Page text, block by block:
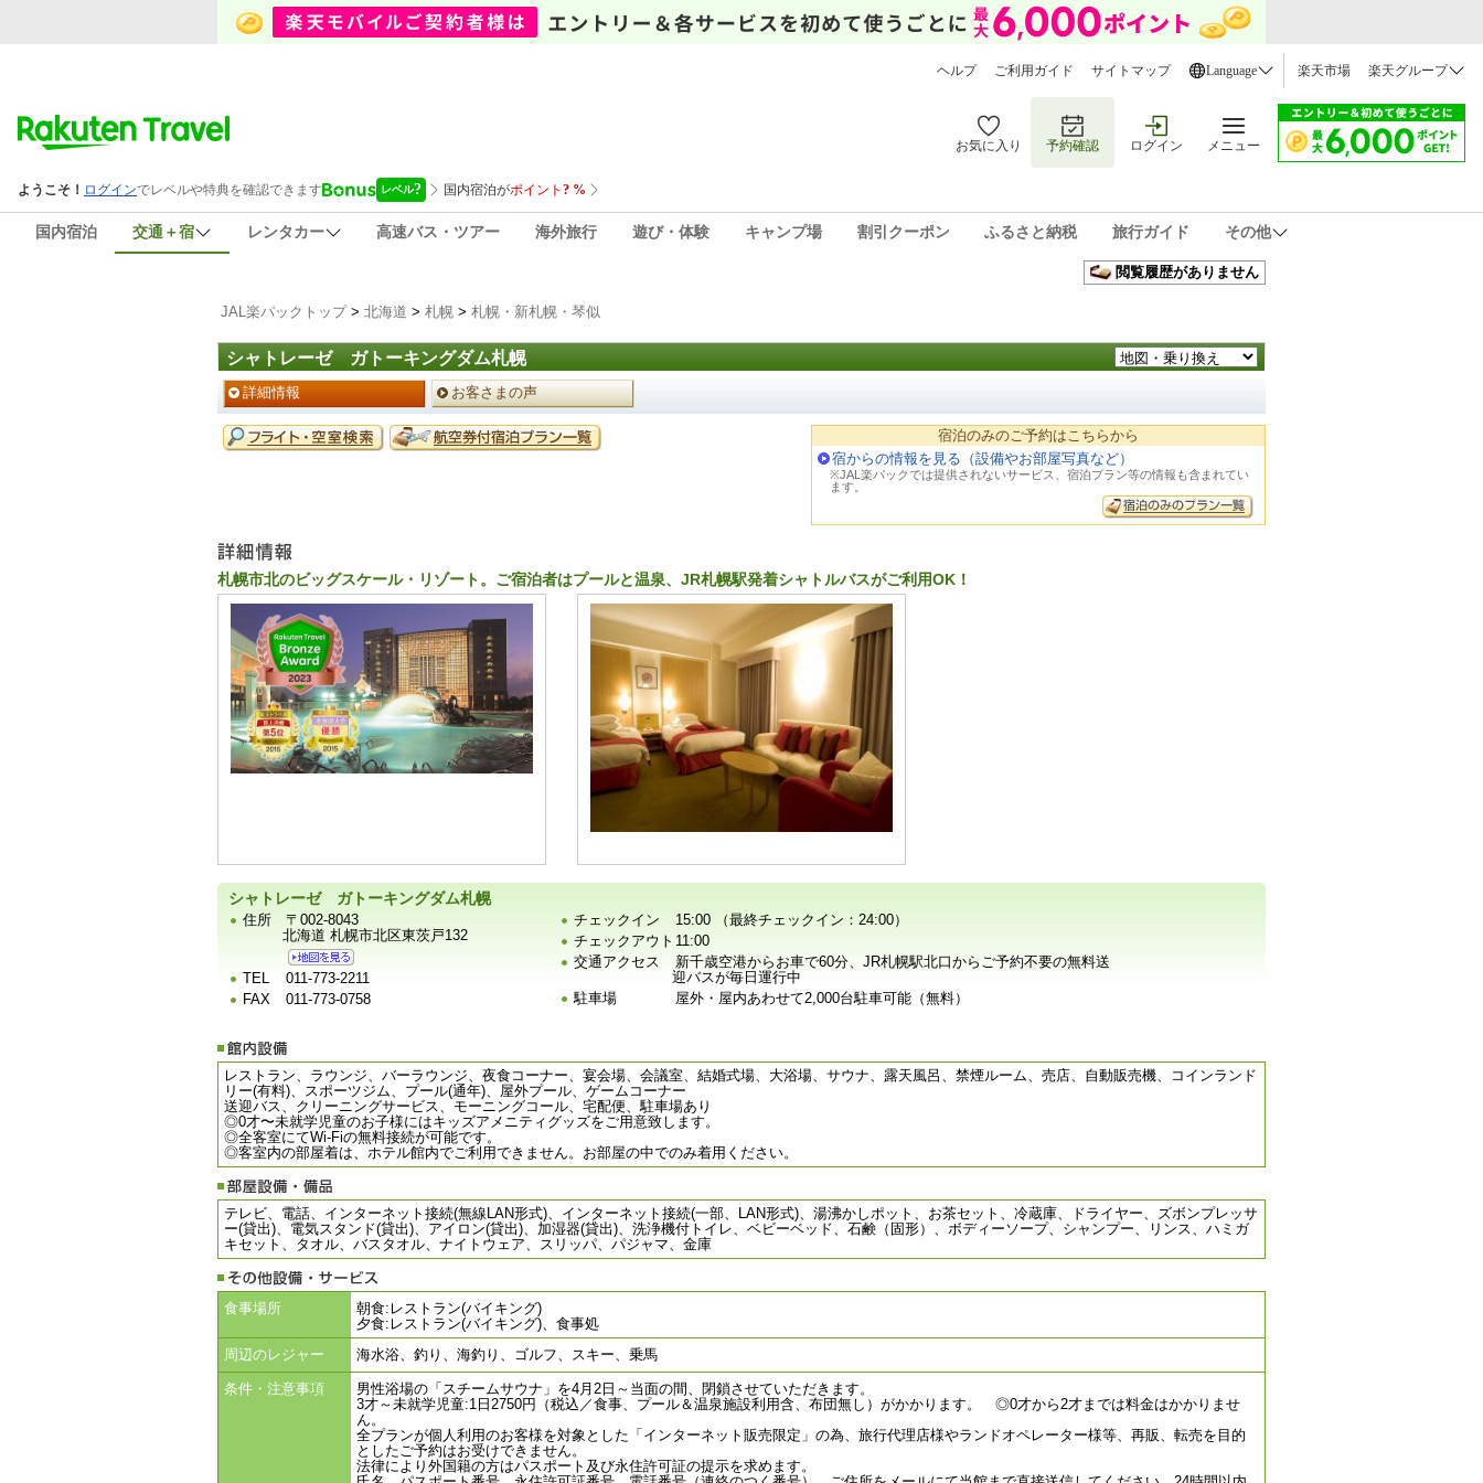
ヘルプ ご利用ガイド サイトマップ Language 楽天市場 楽天グループ
お気に入り 予約確認 ログイン メニュー
国内宿泊 交通＋宿 レンタカー 高速バス・ツアー 海外旅行 遊び・体験 キャンプ場 割引クーポン ふるさと納税 旅行ガイド その他
閲覧履歴がありません
JAL楽パックトップ> 北海道 > 札幌 > 札幌・新札幌・琴似
シャトレーゼ ガトーキングダム札幌
ペ
ー
ジ
メ
ニ
詳細情報 お客さまの声
予
約
宿泊のみのご予約はこちらから
宿からの情報を見る（設備やお部屋写真など）
※JAL楽パックでは提供されないサービス、宿泊プラン等の情報も含まれてい
ます。
札幌市北のビッグスケール・リゾート。ご宿泊者はプールと温泉、JR札幌駅発着シャトルバスがご利用OK！
宿
施
設
の
写
真
シャトレーゼ ガトーキングダム札幌
住所
〒002-8043
北海道 札幌市北区東茨戸132
TEL
011-773-2211
FAX
011-773-0758
チェックイン
15:00 （最終チェックイン：24:00）
チェックアウト 11:00
交通アクセス
新千歳空港からお車で60分、JR札幌駅北口からご予約不要の無料送
迎バスが毎日運行中
駐車場
屋外・屋内あわせて2,000台駐車可能（無料）
レストラン、ラウンジ、バーラウンジ、夜食コーナー、宴会場、会議室、結婚式場、大浴場、サウナ、露天風呂、禁煙ルーム、売店、自動販売機、コインランド
リー(有料)、スポーツジム、プール(通年)、屋外プール、ゲームコーナー
送迎バス、クリーニングサービス、モーニングコール、宅配便、駐車場あり
◎0才〜未就学児童のお子様にはキッズアメニティグッズをご用意致します。
◎全客室にてWi-Fiの無料接続が可能です。
◎客室内の部屋着は、ホテル館内でご利用できません。お部屋の中でのみ着用ください。
テレビ、電話、インターネット接続(無線LAN形式)、インターネット接続(一部、LAN形式)、湯沸かしポット、お茶セット、冷蔵庫、ドライヤー、ズボンプレッサ
ー(貸出)、電気スタンド(貸出)、アイロン(貸出)、加湿器(貸出)、洗浄機付トイレ、ベビーベッド、石鹸（固形）、ボディーソープ、シャンプー、リンス、ハミガ
キセット、タオル、バスタオル、ナイトウェア、スリッパ、パジャマ、金庫
食事場所
朝食:レストラン(バイキング)
夕食:レストラン(バイキング)、食事処
周辺のレジャー
海水浴、釣り、海釣り、ゴルフ、スキー、乗馬
条件・注意事項
男性浴場の「スチームサウナ」を4月2日～当面の間、閉鎖させていただきます。
3才～未就学児童:1日2750円（税込／食事、プール＆温泉施設利用含、布団無し）がかかります。 ◎0才から2才までは料金はかかりませ
ん。
全プランが個人利用のお客様を対象とした「インターネット販売限定」の為、旅行代理店様やランドオペレーター様等、再販、転売を目的
としたご予約はお受けできません。
法律により外国籍の方はパスポート及び永住許可証の提示を求めます。